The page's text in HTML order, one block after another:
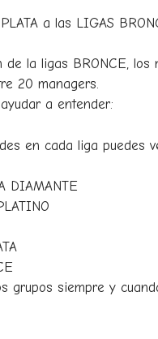
a las LIGAS
la ligas BRONCE,
20 managers.
a entender:
en cada liga
DIAMANTE
grupos siempre y